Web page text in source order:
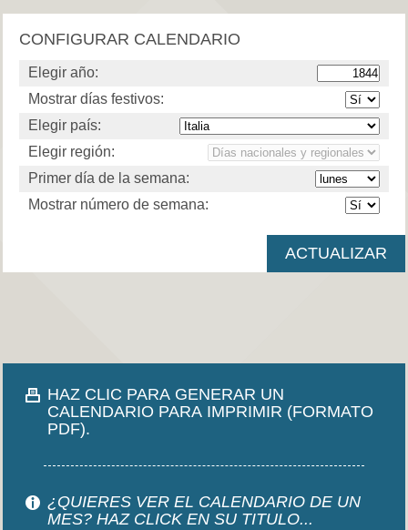
CONFIGURAR CALENDARIO
Elegir año:
Mostrar días festivos:
Elegir país:
Elegir región:
Primer día de la semana:
Mostrar número de semana:
HAZ CLIC PARA GENERAR UN
CALENDARIO PARA IMPRIMIR (FORMATO
PDF).
¿QUIERES VER EL CALENDARIO DE UN
MES? HAZ CLICK EN SU TITULO...